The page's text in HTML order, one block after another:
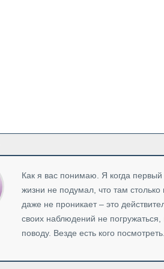
Как я вас понимаю. Я когда первый
жизни не подумал, что там столько
даже не проникает – это
своих наблюдений не
поводу. Везде есть кого